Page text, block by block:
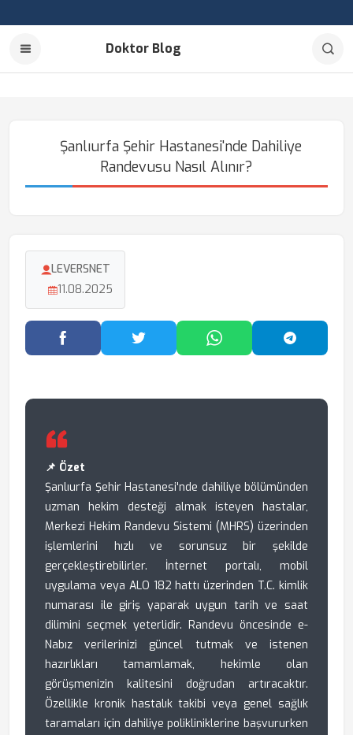
Doktor Blog
Şanlıurfa Şehir Hastanesi'nde Dahiliye
Randevusu Nasıl Alınır?
LEVERSNET
11.08.2025
Facebook'ta PaylaşTwitter'da PaylaşWhatsApp'ta Paylaş
📌 Özet
Şanlıurfa Şehir Hastanesi'nde dahiliye bölümünden
uzman hekim desteği almak isteyen hastalar,
Merkezi Hekim Randevu Sistemi (MHRS) üzerinden
işlemlerini hızlı ve sorunsuz bir şekilde
gerçekleştirebilirler. İnternet portalı, mobil
uygulama veya ALO 182 hattı üzerinden T.C. kimlik
numarası ile giriş yaparak uygun tarih ve saat
dilimini seçmek yeterlidir. Randevu öncesinde e-
Nabız verilerinizi güncel tutmak ve istenen
hazırlıkları tamamlamak, hekimle olan
görüşmenizin kalitesini doğrudan artıracaktır.
Özellikle kronik hastalık takibi veya genel sağlık
taramaları için dahiliye polikliniklerine başvururken